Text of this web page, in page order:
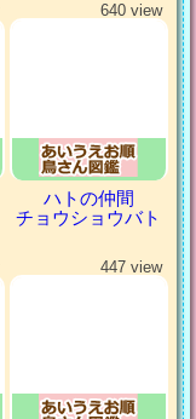
640 view
ハトの仲間
チョウショウバト
447 view